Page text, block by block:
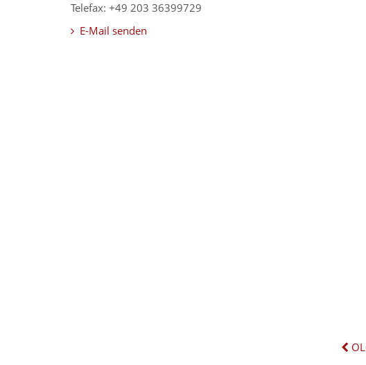
Telefax: +49 203 36399729
E-Mail senden